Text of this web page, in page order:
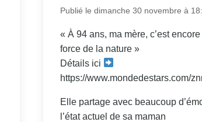
Publié le dimanche 30 novembre à
« À 94 ans, ma mère, c’est
force de la nature »
Détails ici
https://www.mondedestars.com/
Elle partage avec beaucoup
l’état actuel de sa maman